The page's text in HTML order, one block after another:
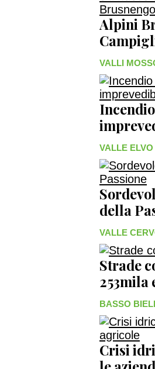
Alpini
VALLI
VALLE ELVO
della
VALLE
Strade
253mila
BASSO
Crisi